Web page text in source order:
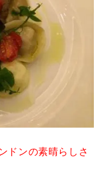
ドンの素晴らしさ